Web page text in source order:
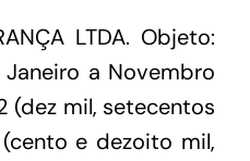
LTDA. Objeto:
a Novembro
(dez mil, setecentos
e dezoito mil,